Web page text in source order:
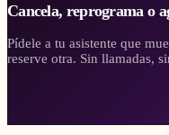
Cancela, reprograma o
Pídele a tu asistente que
reserve otra. Sin llamadas,